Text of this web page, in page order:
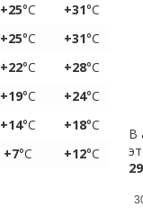
+25°C +31°C
+25°C +31°C
+22°C +28°C
+19°C +24°C
+14°C +18°C
+7°C +12°C
В